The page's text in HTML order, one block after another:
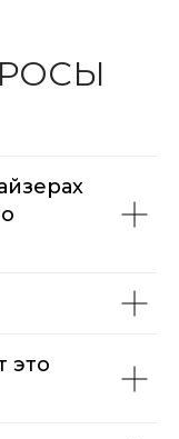
это